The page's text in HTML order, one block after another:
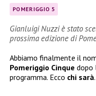
POMERIGGIO 5
Gianluigi Nuzzi è stato
prossima edizione di
Abbiamo finalmente il
Pomeriggio Cinque dopo
programma. Ecco chi sarà.